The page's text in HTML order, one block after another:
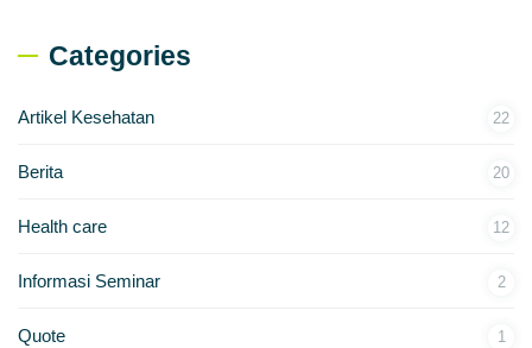
Categories
Artikel Kesehatan 22
Berita 20
Health care 12
Informasi Seminar 2
Quote 1